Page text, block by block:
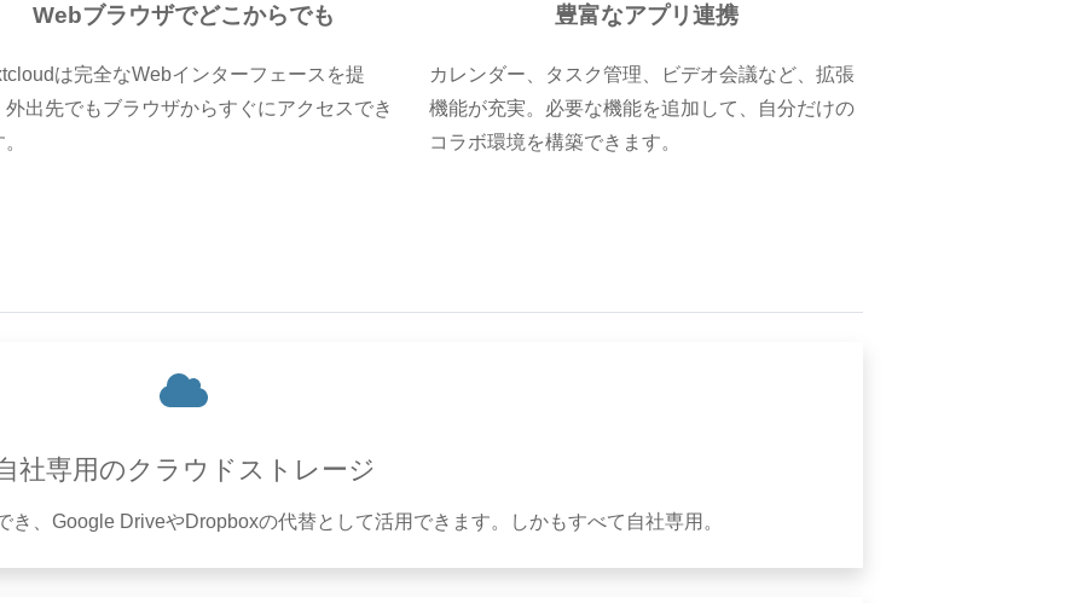
Webブラウザでどこからでも
は完全なWebインターフェースを提
外出先でもブラウザからすぐにアクセスでき
豊富なアプリ連携
カレンダー、タスク管理、ビデオ会議など、拡張
機能が充実。必要な機能を追加して、自分だけの
コラボ環境を構築できます。
社専用のクラウドストレージ
、Google DriveやDropboxの代替として活用できます。しかもすべて自社専用。